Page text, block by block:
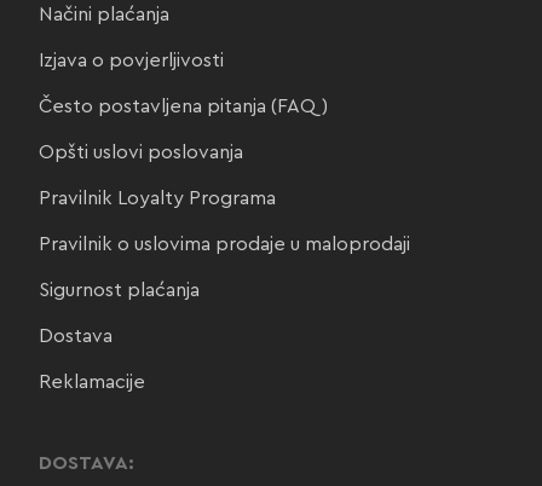
Načini plaćanja
Izjava o povjerljivosti
Često postavljena pitanja (FAQ)
Opšti uslovi poslovanja
Pravilnik Loyalty Programa
Pravilnik o uslovima prodaje u maloprodaji
Sigurnost plaćanja
Dostava
Reklamacije
DOSTAVA: